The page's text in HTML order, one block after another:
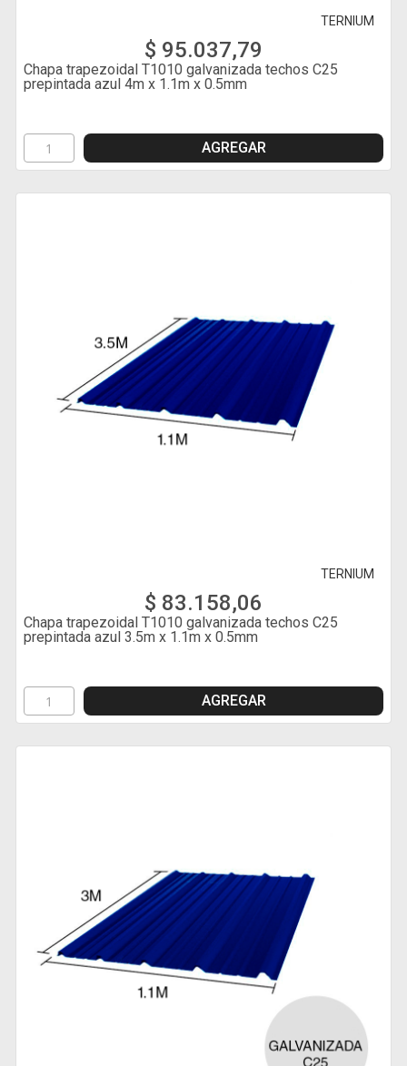
TERNIUM
$ 95.037,79
Chapa trapezoidal T1010 galvanizada techos C25
prepintada azul 4m x 1.1m x 0.5mm
AGREGAR
TERNIUM
$ 83.158,06
Chapa trapezoidal T1010 galvanizada techos C25
prepintada azul 3.5m x 1.1m x 0.5mm
AGREGAR